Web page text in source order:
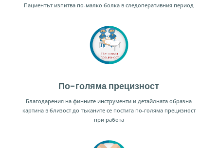
Пациентът изпитва по-малко болка в следоперативния период
По-голяма прецизност
Благодарения на финните инструменти и детайлната образна
картина в близост до тъканите се постига по-голяма прецизност
при работа